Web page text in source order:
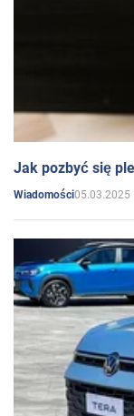
Jak pozbyć się
Wiadomości05.03.2025